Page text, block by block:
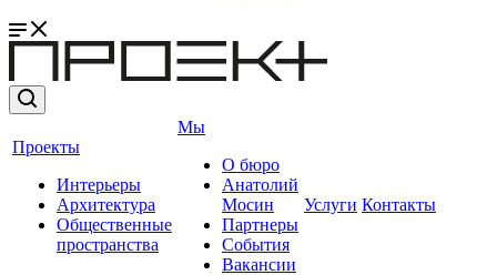
Проекты
Интерьеры
Архитектура
Общественные
пространства
Мы
О бюро
Анатолий
Мосин
Партнеры
События
Вакансии
Услуги Контакты